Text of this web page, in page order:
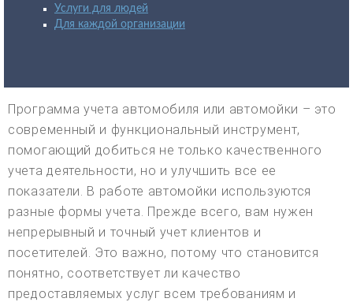
Услуги для людей
Для каждой организации
Программа учета автомобиля или автомойки – это
современный и функциональный инструмент,
помогающий добиться не только качественного
учета деятельности, но и улучшить все ее
показатели. В работе автомойки используются
разные формы учета. Прежде всего, вам нужен
непрерывный и точный учет клиентов и
посетителей. Это важно, потому что становится
понятно, соответствует ли качество
предоставляемых услуг всем требованиям и